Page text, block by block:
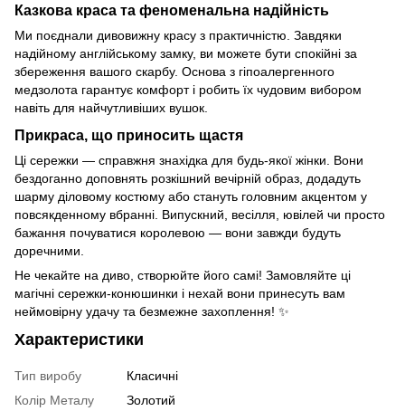
Казкова краса та феноменальна надійність
Ми поєднали дивовижну красу з практичністю. Завдяки
надійному англійському замку, ви можете бути спокійні за
збереження вашого скарбу. Основа з гіпоалергенного
медзолота гарантує комфорт і робить їх чудовим вибором
навіть для найчутливіших вушок.
Прикраса, що приносить щастя
Ці сережки — справжня знахідка для будь-якої жінки. Вони
бездоганно доповнять розкішний вечірній образ, додадуть
шарму діловому костюму або стануть головним акцентом у
повсякденному вбранні. Випускний, весілля, ювілей чи просто
бажання почуватися королевою — вони завжди будуть
доречними.
Не чекайте на диво, створюйте його самі! Замовляйте ці
магічні сережки-конюшинки і нехай вони принесуть вам
неймовірну удачу та безмежне захоплення! ✨
Характеристики
Тип виробу
Класичні
Колір Металу
Золотий